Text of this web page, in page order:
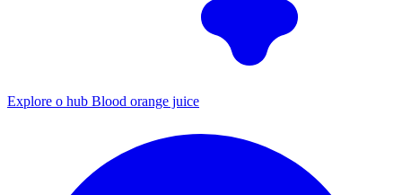
Explore o hub Blood orange juice